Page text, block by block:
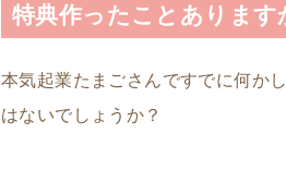
特典作ったことあります
本気起業たまごさんですでに何か
はないでしょうか？